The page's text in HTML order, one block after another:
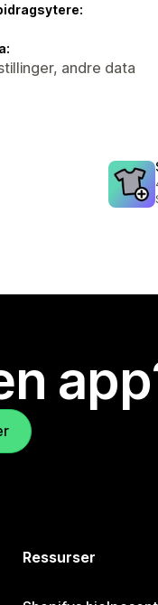
andre data
Ressurser